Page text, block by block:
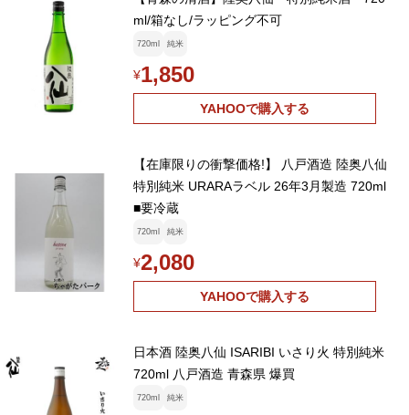
ml/箱なし/ラッピング不可
720ml 純米
¥1,850
YAHOOで購入する
【在庫限りの衝撃価格!】 八戸酒造 陸奥八仙
特別純米 URARAラベル 26年3月製造 720ml
■要冷蔵
720ml 純米
¥2,080
YAHOOで購入する
日本酒 陸奥八仙 ISARIBI いさり火 特別純米
720ml 八戸酒造 青森県 爆買
720ml 純米